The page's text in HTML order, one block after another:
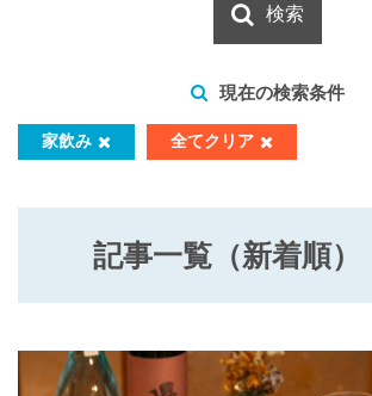
検索
現在の検索条件
家飲み 全てクリア
記事一覧（新着順）